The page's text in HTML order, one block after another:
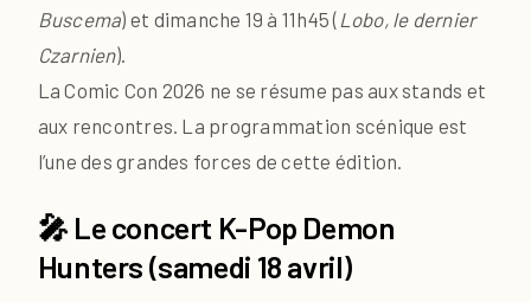
Buscema) et dimanche 19 à 11h45 ( Lobo, le dernier
Czarnien).
La Comic Con 2026 ne se résume pas aux stands et
aux rencontres. La programmation scénique est
l’une des grandes forces de cette édition.
🎤 Le concert K-Pop Demon
Hunters (samedi 18 avril)